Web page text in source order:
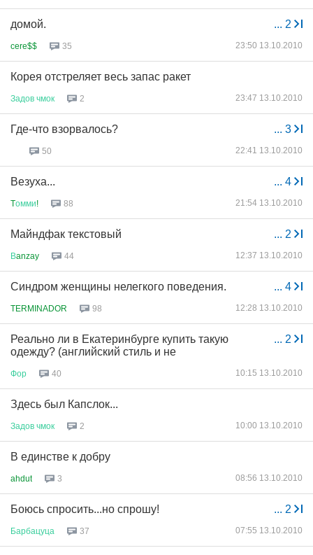
... 2
домой.
cere$$ 35 23:50 13.10.2010
Корея отстреляет весь запас ракет
Задов чмок 2 23:47 13.10.2010
... 3
Где-что взорвалось?
50 22:41 13.10.2010
... 4
Везуха...
Tомми! 88 21:54 13.10.2010
... 2
Майндфак текстовый
Вanzay 44 12:37 13.10.2010
... 4
Синдром женщины нелегкого поведения.
TERMINADOR 98 12:28 13.10.2010
... 2
Реально ли в Екатеринбурге купить такую
одежду? (английский стиль и не
Фор 40 10:15 13.10.2010
Здесь был Капслок...
Задов чмок 2 10:00 13.10.2010
В единстве к добру
ahdut 3 08:56 13.10.2010
... 2
Боюсь спросить...но спрошу!
Барбацуца 37 07:55 13.10.2010